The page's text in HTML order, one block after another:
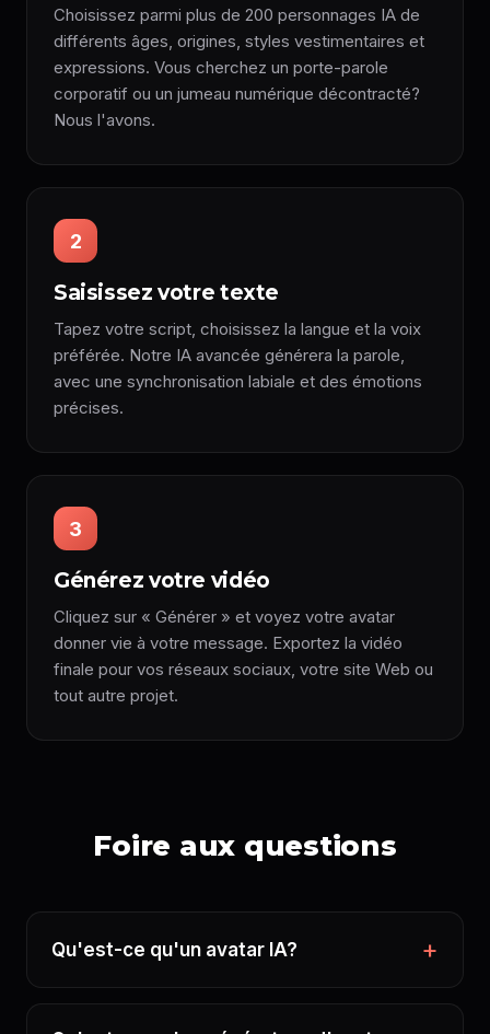
Choisissez parmi plus de 200 personnages IA de
différents âges, origines, styles vestimentaires et
expressions. Vous cherchez un porte-parole
corporatif ou un jumeau numérique décontracté?
Nous l'avons.
2
Saisissez votre texte
Tapez votre script, choisissez la langue et la voix
préférée. Notre IA avancée générera la parole,
avec une synchronisation labiale et des émotions
précises.
3
Générez votre vidéo
Cliquez sur « Générer » et voyez votre avatar
donner vie à votre message. Exportez la vidéo
finale pour vos réseaux sociaux, votre site Web ou
tout autre projet.
Foire aux questions
Qu'est-ce qu'un avatar IA?